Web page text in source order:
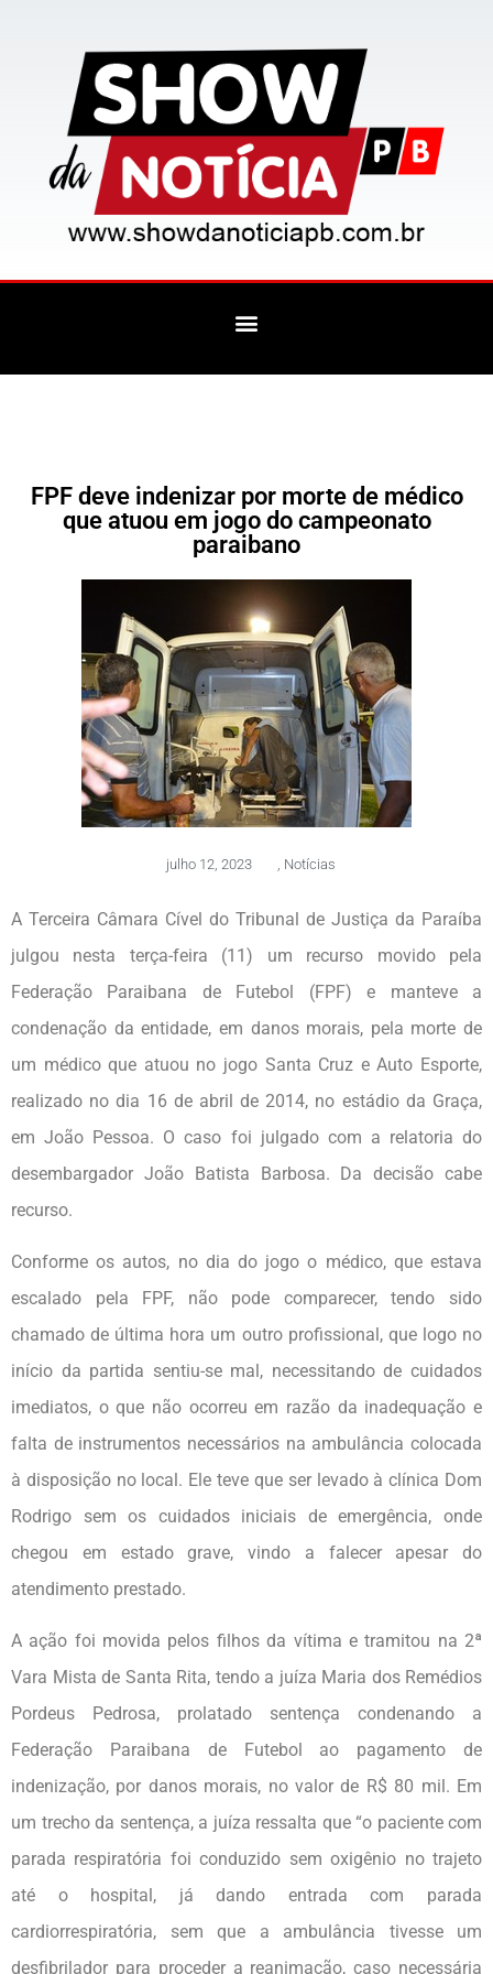
FPF deve indenizar por morte de médico
que atuou em jogo do campeonato
paraibano
julho 12, 2023 Notícias
A Terceira Câmara Cível do Tribunal de Justiça da Paraíba
julgou nesta terça-feira (11) um recurso movido pela
Federação Paraibana de Futebol (FPF) e manteve a
condenação da entidade, em danos morais, pela morte de
um médico que atuou no jogo Santa Cruz e Auto Esporte,
realizado no dia 16 de abril de 2014, no estádio da Graça,
em João Pessoa. O caso foi julgado com a relatoria do
desembargador João Batista Barbosa. Da decisão cabe
recurso.
Conforme os autos, no dia do jogo o médico, que estava
escalado pela FPF, não pode comparecer, tendo sido
chamado de última hora um outro profissional, que logo no
início da partida sentiu-se mal, necessitando de cuidados
imediatos, o que não ocorreu em razão da inadequação e
falta de instrumentos necessários na ambulância colocada
à disposição no local. Ele teve que ser levado à clínica Dom
Rodrigo sem os cuidados iniciais de emergência, onde
chegou em estado grave, vindo a falecer apesar do
atendimento prestado.
A ação foi movida pelos filhos da vítima e tramitou na 2ª
Vara Mista de Santa Rita, tendo a juíza Maria dos Remédios
Pordeus Pedrosa, prolatado sentença condenando a
Federação Paraibana de Futebol ao pagamento de
indenização, por danos morais, no valor de R$ 80 mil. Em
um trecho da sentença, a juíza ressalta que “o paciente com
parada respiratória foi conduzido sem oxigênio no trajeto
até o hospital, já dando entrada com parada
cardiorrespiratória, sem que a ambulância tivesse um
desfibrilador para proceder a reanimação, caso necessária